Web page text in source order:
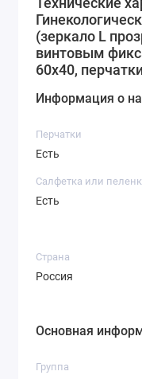
(зеркало L
винтовым
60x40,
Информация о
Перчатки
Есть
Салфетка или
Есть
Страна
Россия
Основная
Группа